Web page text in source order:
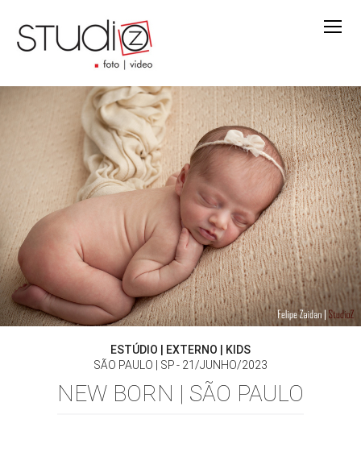
ESTÚDIO | EXTERNO | KIDS
SÃO PAULO | SP
21/JUNHO/2023
NEW BORN | SÃO PAULO